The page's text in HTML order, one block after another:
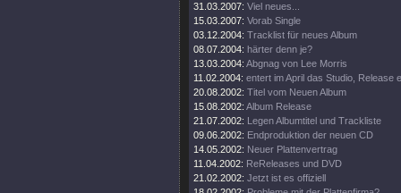
31.03.2007: Viel neues...
15.03.2007: Vorab Single
03.12.2004: Tracklist für neues Album
08.07.2004: härter denn je?
13.03.2004: Abgnag von Lee Morris
11.02.2004: entert im April das Studio, Release
20.08.2002: Titel vom Neuen Album
15.08.2002: Album Release
21.07.2002: Legen Albumtitel und Trackliste
09.06.2002: Endproduktion der neuen CD
14.05.2002: Neuer Plattenvertrag
11.04.2002: ReReleases und DVD
21.02.2002: Jetzt ist es offiziell